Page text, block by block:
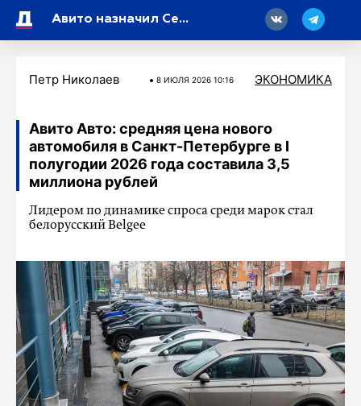
Авито назначил Сергея Хакимова старшим директором по горизонтальным продуктам
Петр Николаев 8 ИЮЛЯ 2026 10:16 ЭКОНОМИКА
Авито Авто: средняя цена нового
автомобиля в Санкт-Петербурге в I
полугодии 2026 года составила 3,5
миллиона рублей
Лидером по динамике спроса среди марок стал
белорусский Belgee